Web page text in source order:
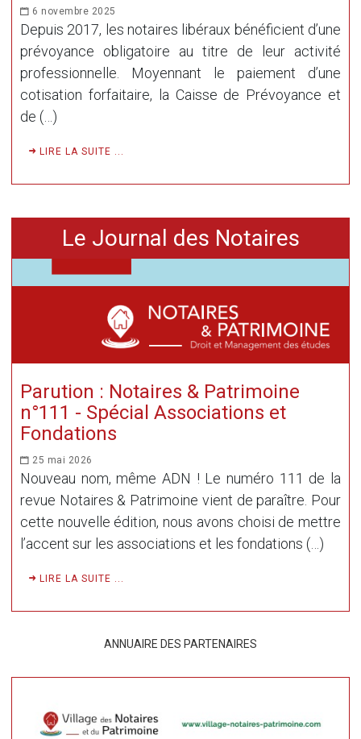
6 novembre 2025
Depuis 2017, les notaires libéraux bénéficient d’une
prévoyance obligatoire au titre de leur activité
professionnelle. Moyennant le paiement d’une
cotisation forfaitaire, la Caisse de Prévoyance et
de (…)
LIRE LA SUITE ...
Le Journal des Notaires
Parution : Notaires & Patrimoine
n°111 - Spécial Associations et
Fondations
25 mai 2026
Nouveau nom, même ADN ! Le numéro 111 de la
revue Notaires & Patrimoine vient de paraître. Pour
cette nouvelle édition, nous avons choisi de mettre
l’accent sur les associations et les fondations (…)
LIRE LA SUITE ...
ANNUAIRE DES PARTENAIRES